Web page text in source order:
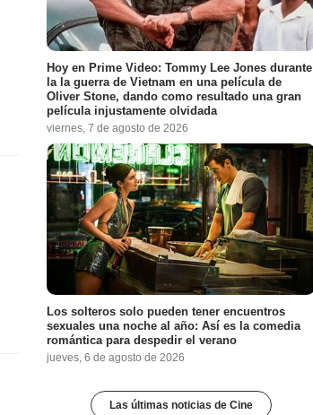
Hoy en Prime Video: Tommy Lee Jones durante
la la guerra de Vietnam en una película de
Oliver Stone, dando como resultado una gran
película injustamente olvidada
viernes, 7 de agosto de 2026
Los solteros solo pueden tener encuentros
sexuales una noche al año: Así es la comedia
romántica para despedir el verano
jueves, 6 de agosto de 2026
Las últimas noticias de Cine